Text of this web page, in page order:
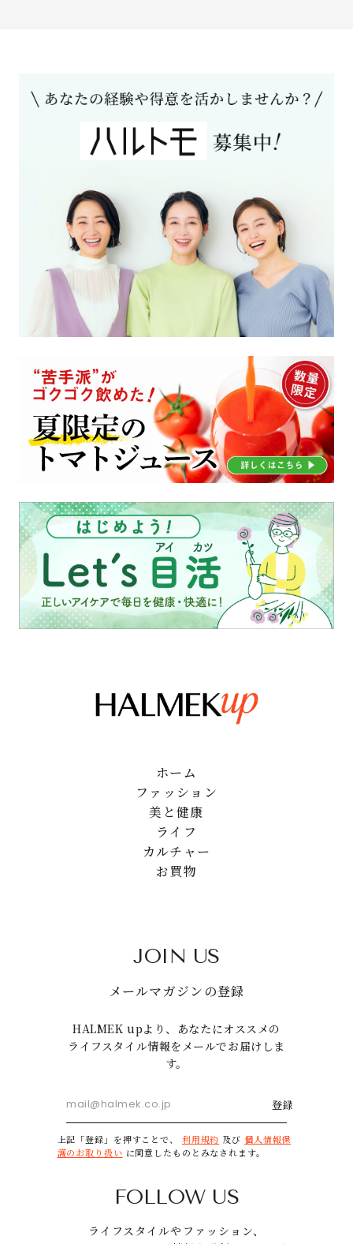
ホーム
ファッション
美と健康
ライフ
カルチャー
お買物
JOIN US
メールマガジンの登録
HALMEK upより、あなたにオススメの
ライフスタイル情報をメールでお届けしま
す。
登録
上記「登録」を押すことで、 利用規約 及び 個人情報保
護のお取り扱い に同意したものとみなされます。
FOLLOW US
ライフスタイルやファッション、